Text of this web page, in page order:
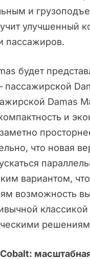
и
улучшенный
пассажиров.
будет
пассажирской
Damas
и
что новая
вариантом,
возможность